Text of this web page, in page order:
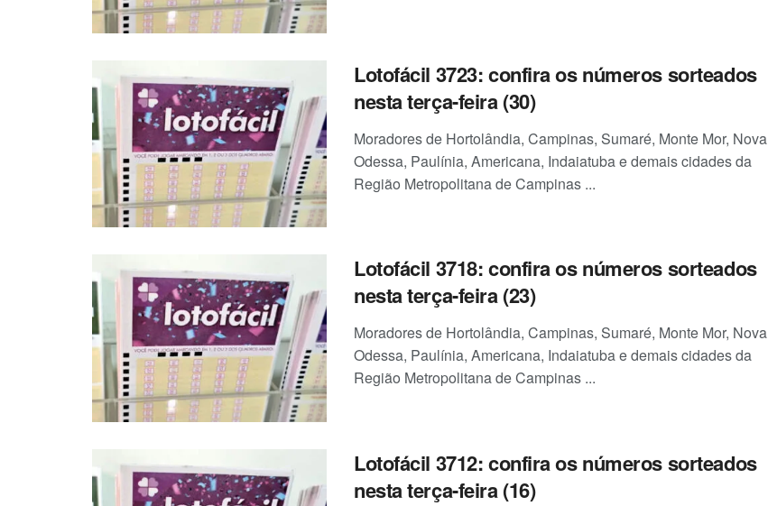
Lotofácil 3723: confira os números sorteados
nesta terça-feira (30)
Moradores de Hortolândia, Campinas, Sumaré, Monte Mor, Nova
Odessa, Paulínia, Americana, Indaiatuba e demais cidades da
Região Metropolitana de Campinas ...
Lotofácil 3718: confira os números sorteados
nesta terça-feira (23)
Moradores de Hortolândia, Campinas, Sumaré, Monte Mor, Nova
Odessa, Paulínia, Americana, Indaiatuba e demais cidades da
Região Metropolitana de Campinas ...
Lotofácil 3712: confira os números sorteados
nesta terça-feira (16)